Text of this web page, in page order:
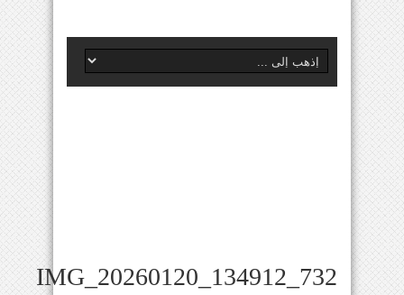
IMG_20260120_134912_732